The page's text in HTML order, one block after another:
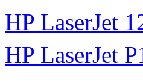
HP LaserJet
HP LaserJet